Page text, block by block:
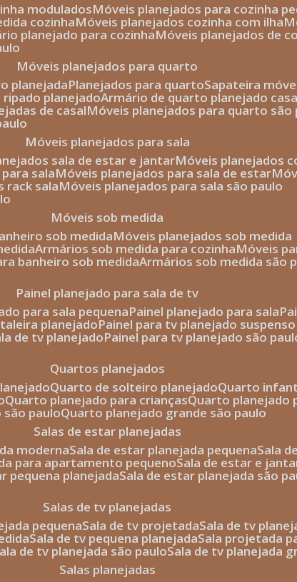
modulados móveis planejados para cozinha
cozinha móveis planejados cozinha com ilha
planejado para cozinha móveis planejados de
móveis planejados para quarto
planejada planejados para quarto sapateira
ripado planejado armário de quarto planejado
de casal móveis planejados para quarto são
móveis planejados para sala
sala de estar e jantar móveis planejados
para sala móveis planejados para sala de estar
rack sala móveis planejados para sala são paulo
móveis sob medida
sob medida móveis planejados sob medida
armários sob medida para cozinha móveis
banheiro sob medida armários sob medida são
painel planejado para sala de tv
para sala pequena painel planejado para sala
planejado painel para tv planejado suspenso
de tv planejado painel para tv planejado são
quartos planejados
quarto de solteiro planejado quarto
quarto planejado para crianças quarto planejado
são paulo
quarto planejado grande são paulo
salas de estar planejadas
moderna sala de estar planejada pequena sala
para apartamento pequeno sala de estar e
pequena planejada sala de estar planejada são
salas de tv planejadas
pequena sala de tv projetada sala de tv
sala de tv pequena planejada sala projetada
sala de tv planejada são paulo sala de tv planejada
salas planejadas